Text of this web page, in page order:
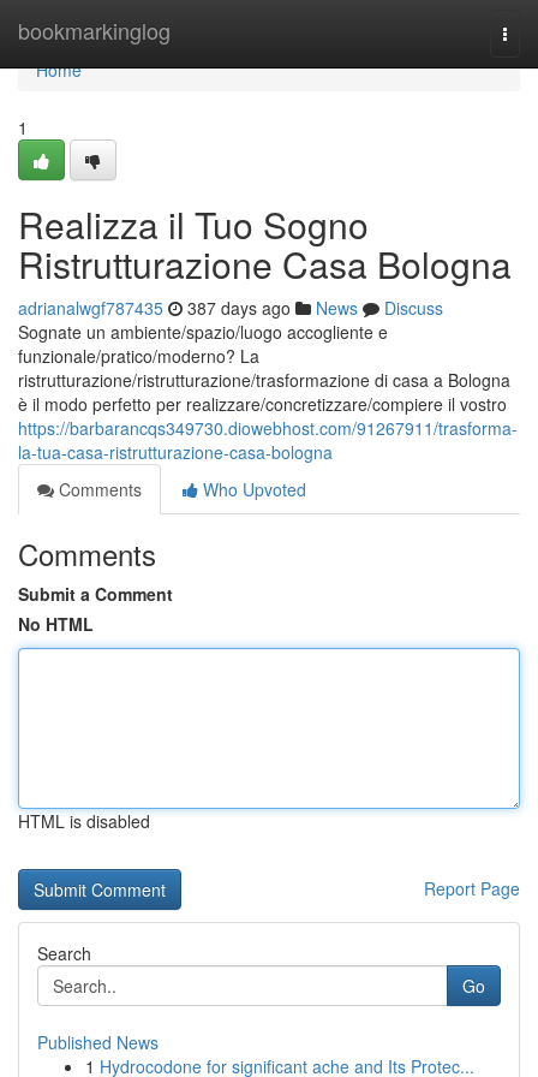
bookmarkinglog
Home
Home
1
Realizza il Tuo Sogno
Ristrutturazione Casa Bologna
adrianalwgf787435 387 days ago News
Discuss
Sognate un ambiente/spazio/luogo accogliente e
funzionale/pratico/moderno? La
ristrutturazione/ristrutturazione/trasformazione di casa a Bologna
è il modo perfetto per realizzare/concretizzare/compiere il vostro
https://barbarancqs349730.diowebhost.com/91267911/trasforma-
la-tua-casa-ristrutturazione-casa-bologna
Comments
Who Upvoted
Comments
Submit a Comment
No HTML
HTML is disabled
Report Page
Search
Go
Published News
1 Hydrocodone for significant ache and Its Protec...